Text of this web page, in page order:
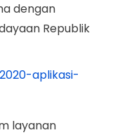
dengan
Republik
layanan